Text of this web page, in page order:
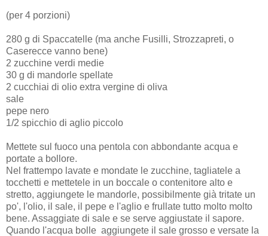
(per 4 porzioni)
280 g di Spaccatelle (ma anche Fusilli, Strozzapreti, o
Caserecce vanno bene)
2 zucchine verdi medie
30 g di mandorle spellate
2 cucchiai di olio extra vergine di oliva
sale
pepe nero
1/2 spicchio di aglio piccolo
Mettete sul fuoco una pentola con abbondante acqua e
portate a bollore.
Nel frattempo lavate e mondate le zucchine, tagliatele a
tocchetti e mettetele in un boccale o contenitore alto e
stretto, aggiungete le mandorle, possibilmente già tritate un
po', l'olio, il sale, il pepe e l'aglio e frullate tutto molto molto
bene. Assaggiate di sale e se serve aggiustate il sapore.
Quando l'acqua bolle aggiungete il sale grosso e versate la